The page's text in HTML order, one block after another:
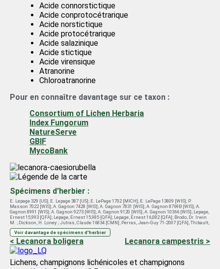
Acide connorstictique
Acide conprotocétrarique
Acide norstictique
Acide protocétrarique
Acide salazinique
Acide stictique
Acide virensique
Atranorine
Chloroatranorine
Pour en connaître davantage sur ce taxon :
Consortium of Lichen Herbaria
Index Fungorum
NatureServe
GBIF
MycoBank
Spécimens d'herbier :
E. Lepage 329 [US]; E. Lepage 387 [US]; E. LePage 1702 [MICH]; E. LePage 13809 [WIS]; P.
Masson 7022 [WIS];A. Gagnon 7428 [WIS];A. Gagnon 7831 [WIS];A. Gagnon 8769B [WIS];A.
Gagnon 8991 [WIS];A. Gagnon 9273 [WIS];A. Gagnon 9120 [WIS];A. Gagnon 10366 [WIS]; Lepage,
Ernest 15,993 [QFA]; Lepage, Ernest 15,985 [QFA]; Lepage, Ernest 16,082 [QFA]; Brodo, Dr. Irwin
M. ; Dickson, H. Loney ; Jutras, Claude 16834 [CMN]; Perras, Jean-Guy 71-2007 [QFA];Thibault,
Maurice 32 [QFA];Bastien, Denis 537 [QFA]
Voir davantage de spécimens d'herbier
< Lecanora boligera Lecanora campestris >
Lichens, champignons lichénicoles et champignons